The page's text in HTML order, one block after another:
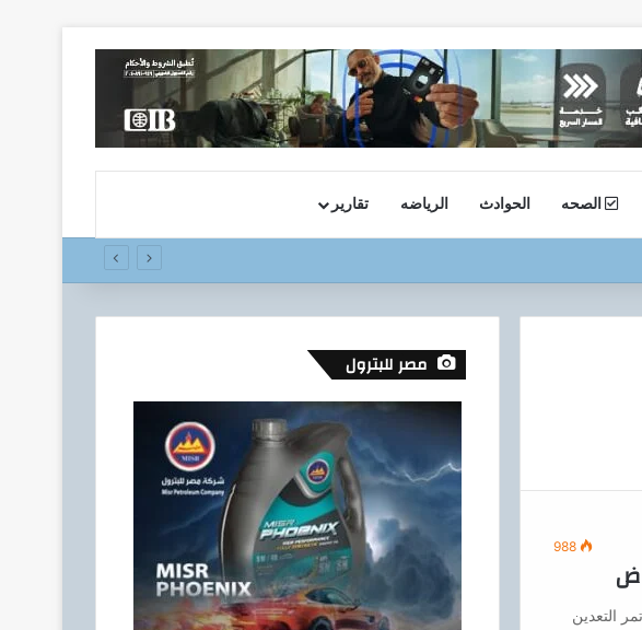
الصحه الحوادث الرياضه تقارير
المجانية دعمًا للشمول المالي تحت رعاية البنك المركزي المصري
988
التعدين
مصر للبترول